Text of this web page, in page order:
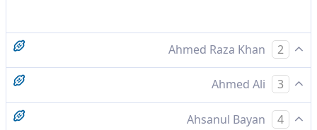
2
کہ اسے ڈرائے جو زندہ ہو اور کافروں پر بات ثابت ہوجائے
3
تاکہ جو زندہ ہے اسے ڈرائے اور کافروں پر الزام ثابت ہو جائے
4